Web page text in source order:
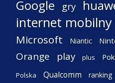
Google gry
internet mobilny
Microsoft Niantic
Orange play plus
Polska Qualcomm ranking